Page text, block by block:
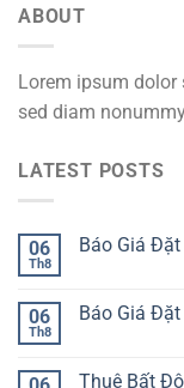
ABOUT
Lorem ipsum dolor
sed diam
LATEST POSTS
06
Th8
Báo Giá
06
Th8
Báo Giá
Thuê Bất